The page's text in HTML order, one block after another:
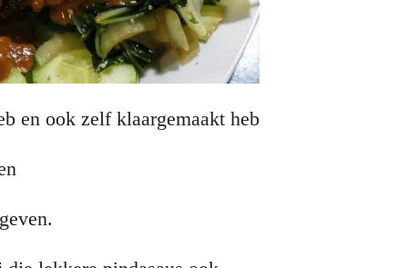
en ook zelf klaargemaakt heb